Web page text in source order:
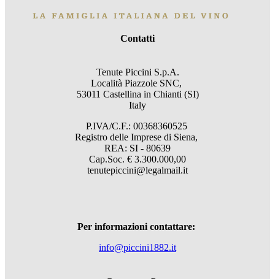
Contatti
Tenute Piccini S.p.A.
Località Piazzole SNC,
53011 Castellina in Chianti (SI)
Italy
P.IVA/C.F.: 00368360525
Registro delle Imprese di Siena,
REA: SI - 80639
Cap.Soc. € 3.300.000,00
tenutepiccini@legalmail.it
Per informazioni contattare:
info@piccini1882.it